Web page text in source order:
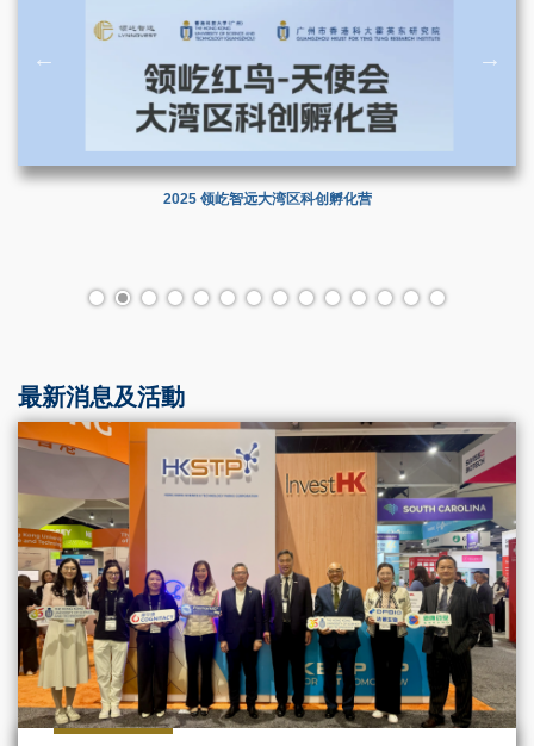
2025 领屹智远大湾区科创孵化营
最新消息及活動